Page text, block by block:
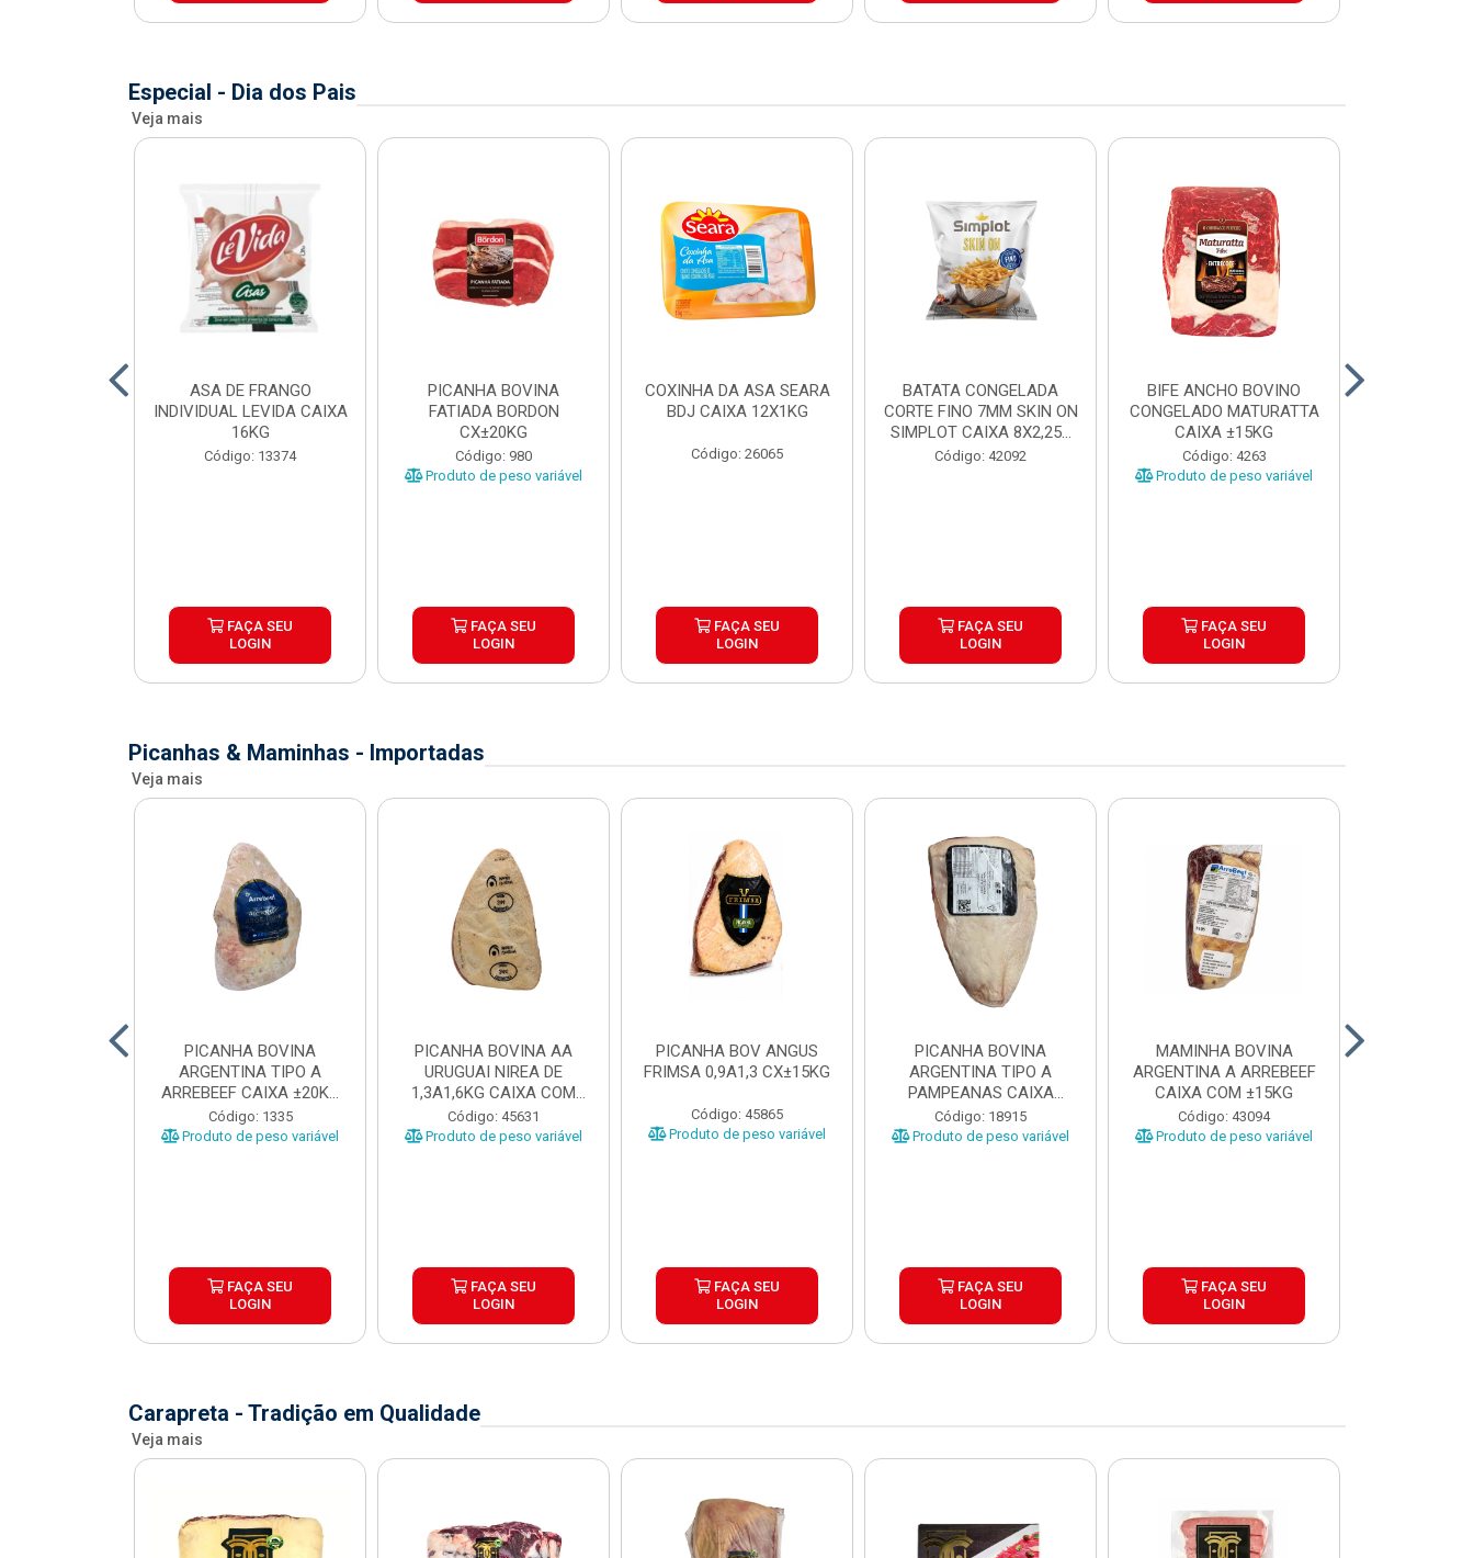
Especial - Dia dos Pais
Veja mais
ASA DE FRANGO
INDIVIDUAL LEVIDA CAIXA
16KG
Código: 13374
FAÇA SEU
LOGIN
PICANHA BOVINA
FATIADA BORDON
CX±20KG
Código: 980
Produto de peso variável
FAÇA SEU
LOGIN
COXINHA DA ASA SEARA
BDJ CAIXA 12X1KG
Código: 26065
FAÇA SEU
LOGIN
BATATA CONGELADA
CORTE FINO 7MM SKIN ON
SIMPLOT CAIXA 8X2,25...
Código: 42092
FAÇA SEU
LOGIN
BIFE ANCHO BOVINO
CONGELADO MATURATTA
CAIXA ±15KG
Código: 4263
Produto de peso variável
FAÇA SEU
LOGIN
Picanhas & Maminhas - Importadas
Veja mais
PICANHA BOVINA
ARGENTINA TIPO A
ARREBEEF CAIXA ±20KG
PEÇAS 1...
Código: 1335
Produto de peso variável
FAÇA SEU
LOGIN
PICANHA BOVINA AA
URUGUAI NIREA DE
1,3A1,6KG CAIXA COM
±15KG
Código: 45631
Produto de peso variável
FAÇA SEU
LOGIN
PICANHA BOV ANGUS
FRIMSA 0,9A1,3 CX±15KG
Código: 45865
Produto de peso variável
FAÇA SEU
LOGIN
PICANHA BOVINA
ARGENTINA TIPO A
PAMPEANAS CAIXA
±20KG PEÇAS ...
Código: 18915
Produto de peso variável
FAÇA SEU
LOGIN
MAMINHA BOVINA
ARGENTINA A ARREBEEF
CAIXA COM ±15KG
Código: 43094
Produto de peso variável
FAÇA SEU
LOGIN
Carapreta - Tradição em Qualidade
Veja mais